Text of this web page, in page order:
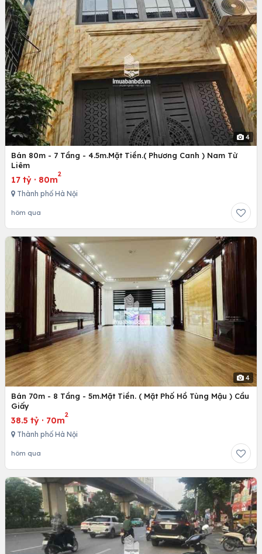
4
Bán 80m - 7 Tầng - 4.5m.Mặt Tiền.( Phương Canh ) Nam Từ
Liêm
17 tỷ · 80m
2
Thành phố Hà Nội
hôm qua
4
Bán 70m - 8 Tầng - 5m.Mặt Tiền. ( Mặt Phố Hồ Tùng Mậu ) Cầu
Giấy
38.5 tỷ · 70m
2
Thành phố Hà Nội
hôm qua